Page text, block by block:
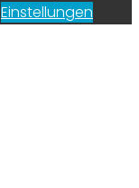
Einstellungen